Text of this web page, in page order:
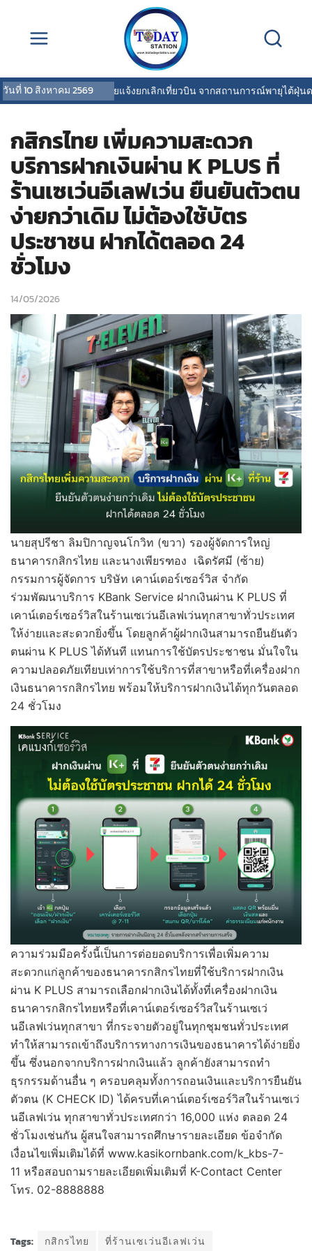
วันที่10 สิงหาคม 2569
การบินไทยแจ้งยกเลิกเที่ยวบิน จากสถานการณ์พายุไต้ฝุ่นดอล
กสิกรไทย เพิ่มความสะดวก
บริการฝากเงินผ่าน K PLUS ที่
ร้านเซเว่นอีเลฟเว่น ยืนยันตัวตน
ง่ายกว่าเดิม ไม่ต้องใช้บัตร
ประชาชน ฝากได้ตลอด 24
ชั่วโมง
14/05/2026
นายสุปรีชา ลิมปิกาญจนโกวิท (ขวา) รองผู้จัดการใหญ่
ธนาคารกสิกรไทย และนางเพียรฑอง เฉิดรัศมี (ซ้าย)
กรรมการผู้จัดการ บริษัท เคาน์เตอร์เซอร์วิส จำกัด
ร่วมพัฒนาบริการ KBank Service ฝากเงินผ่าน K PLUS ที่
เคาน์เตอร์เซอร์วิสในร้านเซเว่นอีเลฟเว่นทุกสาขาทั่วประเทศ
ให้ง่ายและสะดวกยิ่งขึ้น โดยลูกค้าผู้ฝากเงินสามารถยืนยันตัว
ตนผ่าน K PLUS ได้ทันที แทนการใช้บัตรประชาชน มั่นใจใน
ความปลอดภัยเทียบเท่าการใช้บริการที่สาขาหรือที่เครื่องฝาก
เงินธนาคารกสิกรไทย พร้อมให้บริการฝากเงินได้ทุกวันตลอด
24 ชั่วโมง
ความร่วมมือครั้งนี้เป็นการต่อยอดบริการเพื่อเพิ่มความ
สะดวกแก่ลูกค้าของธนาคารกสิกรไทยที่ใช้บริการฝากเงิน
ผ่าน K PLUS สามารถเลือกฝากเงินได้ทั้งที่เครื่องฝากเงิน
ธนาคารกสิกรไทยหรือที่เคาน์เตอร์เซอร์วิสในร้านเซเว่
นอีเลฟเว่นทุกสาขา ที่กระจายตัวอยู่ในทุกชุมชนทั่วประเทศ
ทำให้สามารถเข้าถึงบริการทางการเงินของธนาคารได้ง่ายยิ่ง
ขึ้น ซึ่งนอกจากบริการฝากเงินแล้ว ลูกค้ายังสามารถทำ
ธุรกรรมด้านอื่น ๆ ครอบคลุมทั้งการถอนเงินและบริการยืนยัน
ตัวตน (K CHECK ID) ได้ครบที่เคาน์เตอร์เซอร์วิสในร้านเซเว่
นอีเลฟเว่น ทุกสาขาทั่วประเทศกว่า 16,000 แห่ง ตลอด 24
ชั่วโมงเช่นกัน ผู้สนใจสามารถศึกษารายละเอียด ข้อจำกัด
เงื่อนไขเพิ่มเติมได้ที่ www.kasikornbank.com/k_kbs-7-
11 หรือสอบถามรายละเอียดเพิ่มเติมที่ K-Contact Center
โทร. 02-8888888
Tags: กสิกรไทย ที่ร้านเซเว่นอีเลฟเว่น